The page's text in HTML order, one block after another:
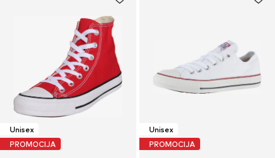
Unisex
PROMOCIJA
Unisex
PROMOCIJA